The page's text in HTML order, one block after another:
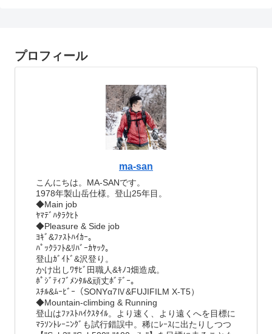
プロフィール
ma-san
こんにちは。MA-SANです。
1978年製山岳仕様。登山25年目。
◆Main job
ﾔﾏﾃﾞﾊﾀﾗｸﾋﾄ
◆Pleasure & Side job
ﾖｷﾞ&ﾌｧｽﾄﾊｲｶｰ。
ﾊﾟｯｸﾗﾌﾄ&ﾘﾊﾞｰｶﾔｯｸ。
登山ｶﾞｲﾄﾞ&沢登り。
かけ出しﾜｻﾋﾞ田職人&ｷﾉｺ畑造成。
ﾎﾟｼﾞﾃｨﾌﾞﾒﾝﾀﾙ&頑丈ﾎﾞﾃﾞｰ。
ｽﾁﾙ&ﾑｰﾋﾞｰ（SONYα7Ⅳ&FUJIFILM X-T5）
◆Mountain-climbing & Running
登山はﾌｧｽﾄﾊｲｸｽﾀｲﾙ。より速く、より遠くへを目標に
ﾏﾗｿﾝﾄﾚｰﾆﾝｸﾞも試行錯誤中。稀にﾚｰｽに出たりしつつ